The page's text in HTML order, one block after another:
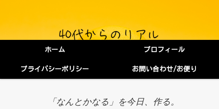
ホーム プロフィール
プライバシーポリシー お問い合わせ/お便り
「なんとかなる」を今日、作る。